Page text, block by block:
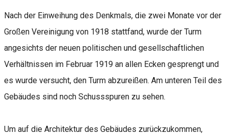
Nach der Einweihung des Denkmals, die zwei Monate vor der
Großen Vereinigung von 1918 stattfand, wurde der Turm
angesichts der neuen politischen und gesellschaftlichen
Verhältnissen im Februar 1919 an allen Ecken gesprengt und
es wurde versucht, den Turm abzureißen. Am unteren Teil des
Gebäudes sind noch Schussspuren zu sehen.
Um auf die Architektur des Gebäudes zurückzukommen,